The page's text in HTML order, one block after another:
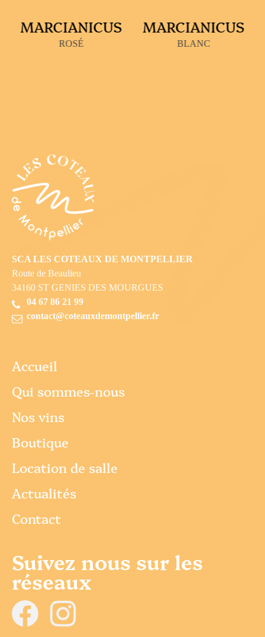
MARCIANICUS
ROSÉ
MARCIANICUS
BLANC
SCA LES COTEAUX DE MONTPELLIER
Route de Beaulieu
34160 ST GENIES DES MOURGUES
04 67 86 21 99
contact@coteauxdemontpellier.fr
Accueil
Qui sommes-nous
Nos vins
Boutique
Location de salle
Actualités
Contact
Suivez nous sur les
réseaux